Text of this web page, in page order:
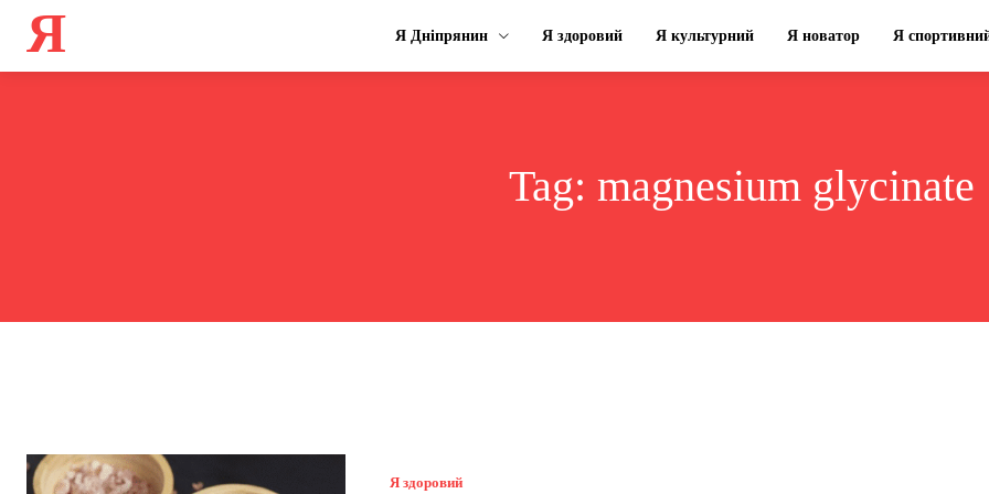
Я Я Дніпрянин Я здоровий Я культурний Я новатор Я
Tag: magnesium glycinate
Я здоровий